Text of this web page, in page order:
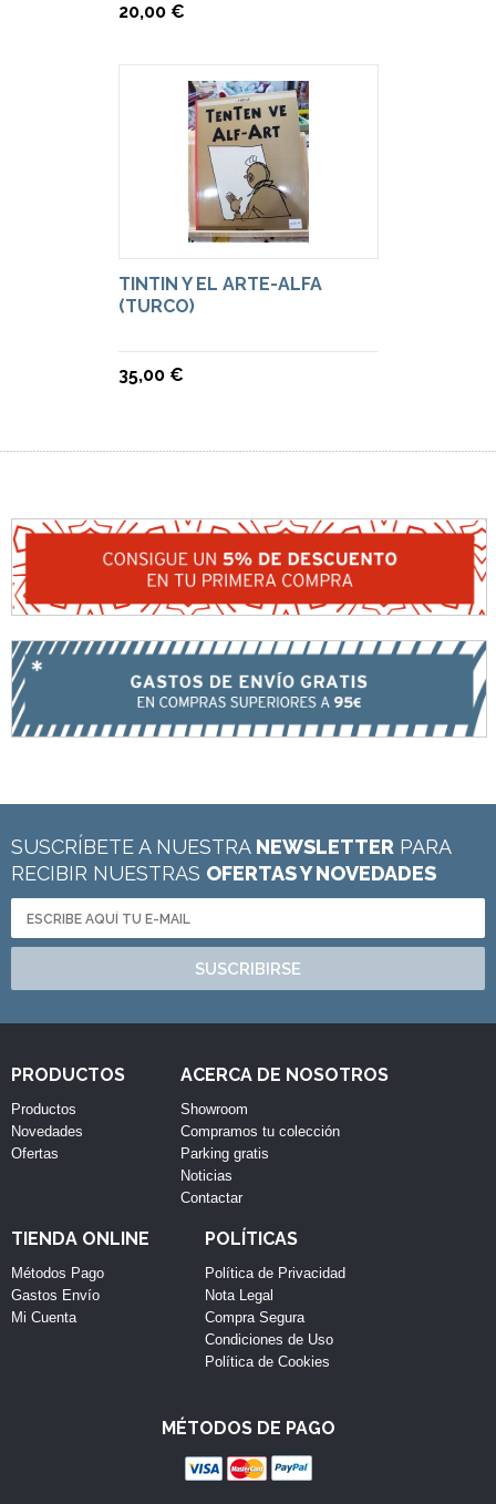
20,00 €
TINTIN Y EL ARTE-ALFA
(TURCO)
35,00 €
SUSCRÍBETE A NUESTRA NEWSLETTER PARA
RECIBIR NUESTRAS OFERTAS Y NOVEDADES
SUSCRIBIRSE
PRODUCTOS
Productos
Novedades
Ofertas
ACERCA DE NOSOTROS
Showroom
Compramos tu colección
Parking gratis
Noticias
Contactar
TIENDA ONLINE
Métodos Pago
Gastos Envío
Mi Cuenta
POLÍTICAS
Política de Privacidad
Nota Legal
Compra Segura
Condiciones de Uso
Política de Cookies
MÉTODOS DE PAGO